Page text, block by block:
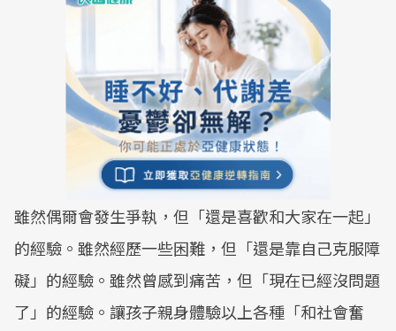
雖然偶爾會發生爭執，但「還是喜歡和大家在一起」
的經驗。雖然經歷一些困難，但「還是靠自己克服障
礙」的經驗。雖然曾感到痛苦，但「現在已經沒問題
了」的經驗。讓孩子親身體驗以上各種「和社會奮